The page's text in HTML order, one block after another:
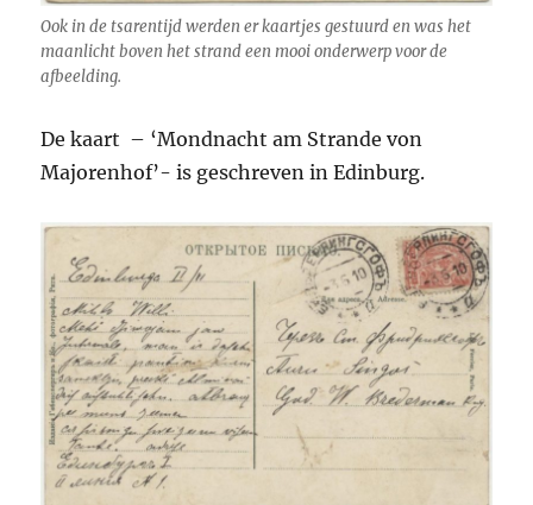
Ook in de tsarentijd werden er kaartjes gestuurd en was het
maanlicht boven het strand een mooi onderwerp voor de
afbeelding.
De kaart – ‘Mondnacht am Strande von
Majorenhof’- is geschreven in Edinburg.